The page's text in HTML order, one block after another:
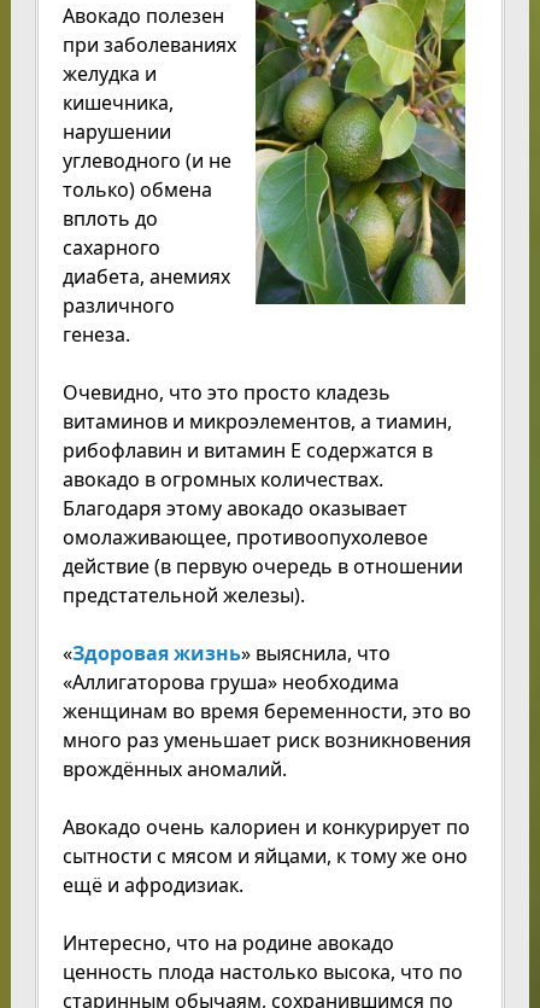
Авокадо полезен
при заболеваниях
желудка и
кишечника,
нарушении
углеводного (и не
только) обмена
вплоть до
сахарного
диабета, анемиях
различного
генеза.
Очевидно, что это просто кладезь
витаминов и микроэлементов, а тиамин,
рибофлавин и витамин Е содержатся в
авокадо в огромных количествах.
Благодаря этому авокадо оказывает
омолаживающее, противоопухолевое
действие (в первую очередь в отношении
предстательной железы).
«Здоровая жизнь» выяснила, что
«Аллигаторова груша» необходима
женщинам во время беременности, это во
много раз уменьшает риск возникновения
врождённых аномалий.
Авокадо очень калориен и конкурирует по
сытности с мясом и яйцами, к тому же оно
ещё и афродизиак.
Интересно, что на родине авокадо
ценность плода настолько высока, что по
старинным обычаям, сохранившимся по